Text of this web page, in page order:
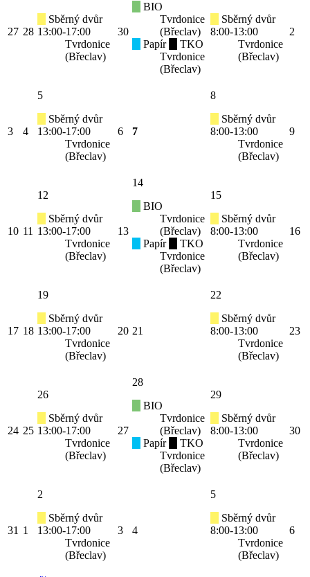
27 28
Sběrný dvůr
13:00-17:00
Tvrdonice
(Břeclav)
30
BIO
Tvrdonice
(Břeclav)
Papír
TKO
Tvrdonice
(Břeclav)
Sběrný dvůr
8:00-13:00
Tvrdonice
(Břeclav)
2
3 4
5
Sběrný dvůr
13:00-17:00
Tvrdonice
(Břeclav)
6 7
8
Sběrný dvůr
8:00-13:00
Tvrdonice
(Břeclav)
9
10 11
12
Sběrný dvůr
13:00-17:00
Tvrdonice
(Břeclav)
13
14
BIO
Tvrdonice
(Břeclav)
Papír
TKO
Tvrdonice
(Břeclav)
15
Sběrný dvůr
8:00-13:00
Tvrdonice
(Břeclav)
16
17 18
19
Sběrný dvůr
13:00-17:00
Tvrdonice
(Břeclav)
20 21
22
Sběrný dvůr
8:00-13:00
Tvrdonice
(Břeclav)
23
24 25
26
Sběrný dvůr
13:00-17:00
Tvrdonice
(Břeclav)
27
28
BIO
Tvrdonice
(Břeclav)
Papír
TKO
Tvrdonice
(Břeclav)
29
Sběrný dvůr
8:00-13:00
Tvrdonice
(Břeclav)
30
31 1
2
Sběrný dvůr
13:00-17:00
Tvrdonice
(Břeclav)
3 4
5
Sběrný dvůr
8:00-13:00
Tvrdonice
(Břeclav)
6